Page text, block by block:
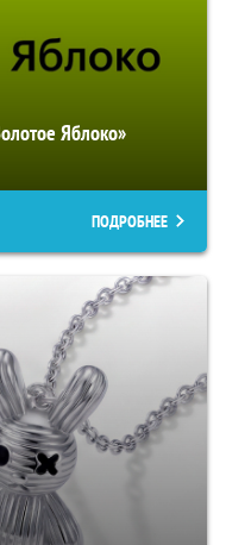
Яблоко»
ПОДРОБНЕЕ